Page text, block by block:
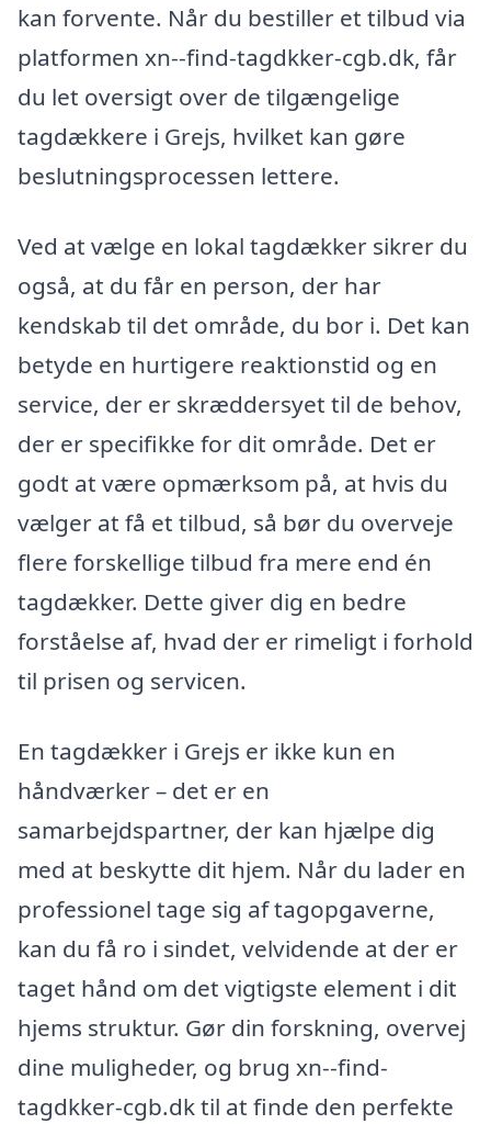
kan forvente. Når du bestiller et tilbud via
platformen xn--find-tagdkker-cgb.dk, får
du let oversigt over de tilgængelige
tagdækkere i Grejs, hvilket kan gøre
beslutningsprocessen lettere.
Ved at vælge en lokal tagdækker sikrer du
også, at du får en person, der har
kendskab til det område, du bor i. Det kan
betyde en hurtigere reaktionstid og en
service, der er skræddersyet til de behov,
der er specifikke for dit område. Det er
godt at være opmærksom på, at hvis du
vælger at få et tilbud, så bør du overveje
flere forskellige tilbud fra mere end én
tagdækker. Dette giver dig en bedre
forståelse af, hvad der er rimeligt i forhold
til prisen og servicen.
En tagdækker i Grejs er ikke kun en
håndværker – det er en
samarbejdspartner, der kan hjælpe dig
med at beskytte dit hjem. Når du lader en
professionel tage sig af tagopgaverne,
kan du få ro i sindet, velvidende at der er
taget hånd om det vigtigste element i dit
hjems struktur. Gør din forskning, overvej
dine muligheder, og brug xn--find-
tagdkker-cgb.dk til at finde den perfekte